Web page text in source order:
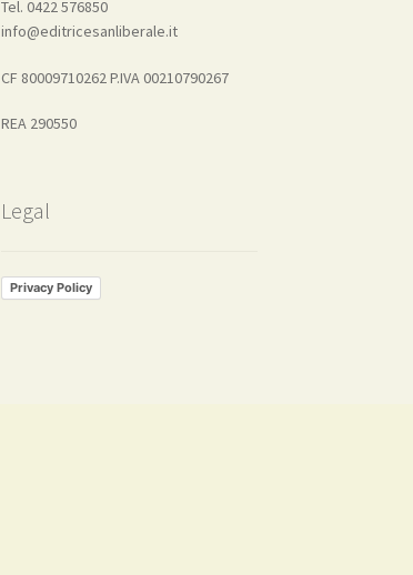
Tel. 0422 576850
info@editricesanliberale.it
CF 80009710262 P.IVA 00210790267
REA 290550
Legal
Privacy Policy